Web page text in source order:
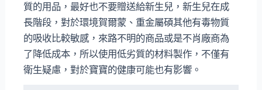
質的用品，最好也不要贈送給新生兒，新生兒在成
長階段，對於環境賀爾蒙、重金屬碩其他有毒物質
的吸收比較敏感，來路不明的商品或是不肖廠商為
了降低成本，所以使用低劣質的材料製作，不僅有
衛生疑慮，對於寶寶的健康可能也有影響。